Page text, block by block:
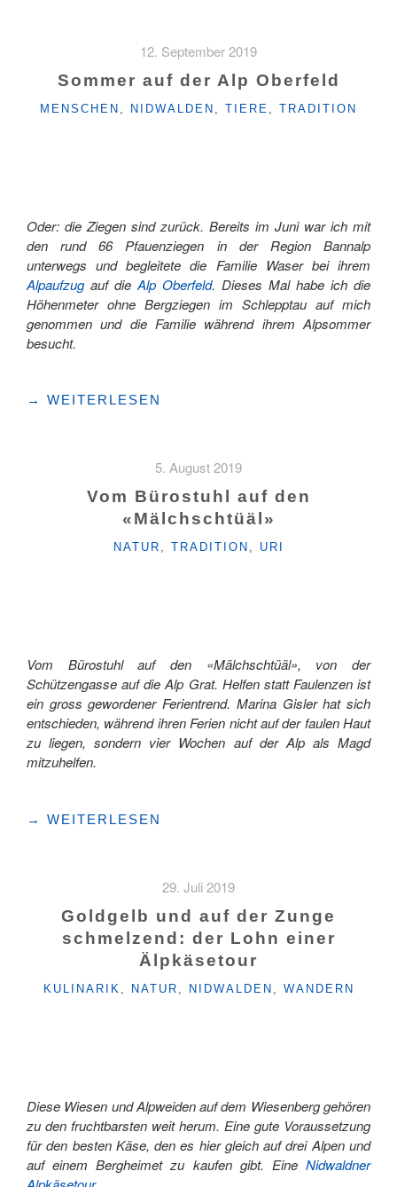
GERSCHNIALP»12. September 2019
Sommer auf der Alp Oberfeld
KATEGORIEN
MENSCHEN NIDWALDEN TIERE TRADITION
Oder: die Ziegen sind zurück. Bereits im Juni war ich mit
den rund 66 Pfauenziegen in der Region Bannalp
unterwegs und begleitete die Familie Waser bei ihrem
Alpaufzugauf die Alp Oberfeld. Dieses Mal habe ich die
Höhenmeter ohne Bergziegen im Schlepptau auf mich
genommen und die Familie während ihrem Alpsommer
besucht.
"SOMMER
→ WEITERLESEN
5. August 2019
Vom Bürostuhl auf den
«Mälchschtüäl»
KATEGORIEN
NATUR , TRADITION , URI
Vom Bürostuhl auf den «Mälchschtüäl», von der
Schützengasse auf die Alp Grat. Helfen statt Faulenzen ist
ein gross gewordener Ferientrend. Marina Gisler hat sich
entschieden, während ihren Ferien nicht auf der faulen Haut
zu liegen, sondern vier Wochen auf der Alp als Magd
mitzuhelfen.
"VOM
«MÄLCHSCHTÜÄL»"
→ WEITERLESEN
29. Juli 2019
Goldgelb und auf der Zunge
schmelzend: der Lohn einer
Älpkäsetour
KATEGORIEN
KULINARIK NATUR NIDWALDEN WANDERN
Diese Wiesen und Alpweiden auf dem Wiesenberg gehören
zu den fruchtbarsten weit herum. Eine gute Voraussetzung
für den besten Käse, den es hier gleich auf drei Alpen und
auf einem Bergheimet zu kaufen gibt. Eine Nidwaldner